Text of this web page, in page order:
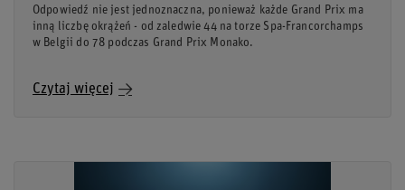
Odpowiedź nie jest jednoznaczna, ponieważ każde Grand Prix ma
inną liczbę okrążeń - od zaledwie 44 na torze Spa-Francorchamps
w Belgii do 78 podczas Grand Prix Monako.
Czytaj więcej